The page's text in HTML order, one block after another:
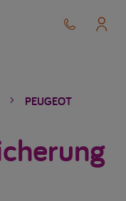
5 PEUGEOT